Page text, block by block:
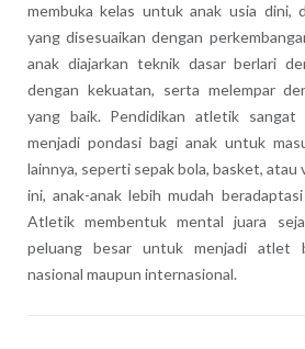
membuka kelas untuk anak usia dini,
yang disesuaikan dengan
anak diajarkan teknik dasar berlari
dengan kekuatan, serta melempar
yang baik. Pendidikan atletik
menjadi pondasi bagi anak untuk
lainnya, seperti sepak bola, basket, atau
ini, anak-anak lebih mudah
Atletik membentuk mental juara
peluang besar untuk menjadi atlet
nasional maupun internasional.